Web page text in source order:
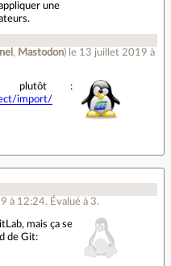
une
, Mastodon) le 13 juillet 2019 à
plutôt :
import/
à 12:24. Évalué à 3.
mais ça se
de Git: